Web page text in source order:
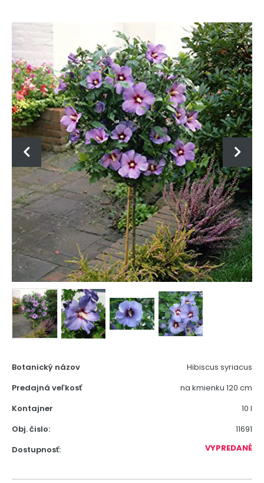
Botanický názov
Hibiscus syriacus
Predajná veľkosť
na kmienku 120 cm
Kontajner
10 l
Obj. čislo:
11691
Dostupnosť:
VYPREDANÉ